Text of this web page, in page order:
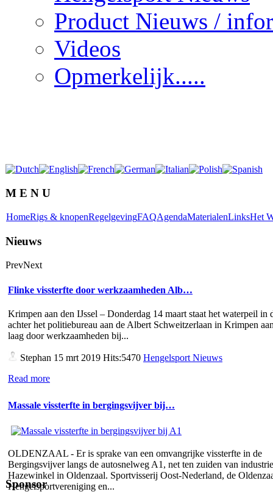
Product Nieuws /
Videos
Opmerkelijk.....
M E N U
HomeRigs & knopenRegelgevingFAQAgendaMaterialenLinksHet
Nieuws
PrevNext
Flinke vissterfte door werkzaamheden Alb…
Krimpen aan den IJssel – Donderdag 14 maart staat het waterpeil in
achter het politiebureau aan de Albert Schweitzerlaan in Krimpen
laag door werkzaamheden bij...
Stephan 15 mrt 2019 Hits:5470 Hengelsport Nieuws
Read more
Massale vissterfte in bergingsvijver bij…
OLDENZAAL - Er is sprake van een omvangrijke vissterfte in de
Bergingsvijver langs de autosnelweg A1, net ten zuiden van
Hazewinkel in Oldenzaal. Sportvisserij Oost-Nederland, de
Hengelsportvereniging en...
Sponsor